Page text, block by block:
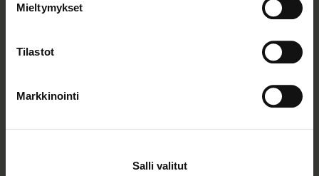
Mieltymykset
Tilastot
Markkinointi
Salli valitut